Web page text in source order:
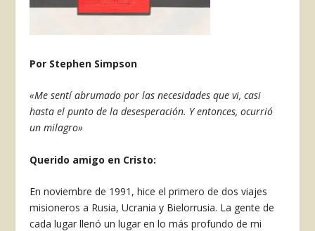
Por Stephen Simpson
«Me sentí abrumado por las necesidades que vi, casi
hasta el punto de la desesperación. Y entonces, ocurrió
un milagro»
Querido amigo en Cristo:
En noviembre de 1991, hice el primero de dos viajes
misioneros a Rusia, Ucrania y Bielorrusia. La gente de
cada lugar llenó un lugar en lo más profundo de mi